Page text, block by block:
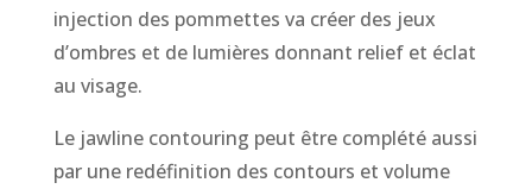
injection des pommettes va créer des jeux
d’ombres et de lumières donnant relief et éclat
au visage.
Le jawline contouring peut être complété aussi
par une redéfinition des contours et volume